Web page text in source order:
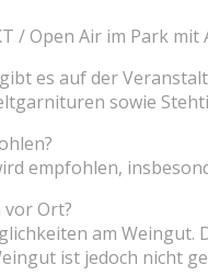
/ Open Air im Park
es auf der
sowie
empfohlen,
vor Ort?
am Weingut.
ist jedoch nicht